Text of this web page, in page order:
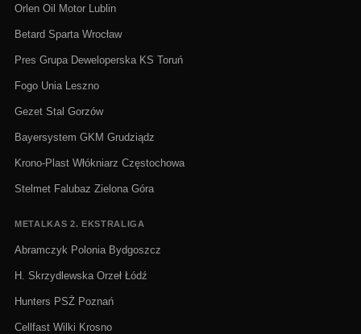
Orlen Oil Motor Lublin
Betard Sparta Wrocław
Pres Grupa Deweloperska KS Toruń
Fogo Unia Leszno
Gezet Stal Gorzów
Bayersystem GKM Grudziądz
Krono-Plast Włókniarz Częstochowa
Stelmet Falubaz Zielona Góra
METALKAS 2. EKSTRALIGA
Abramczyk Polonia Bydgoszcz
H. Skrzydlewska Orzeł Łódź
Hunters PSŻ Poznań
Cellfast Wilki Krosno